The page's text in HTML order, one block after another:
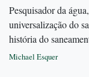
Pesquisador da
universalização do
história do
Michael Esquer